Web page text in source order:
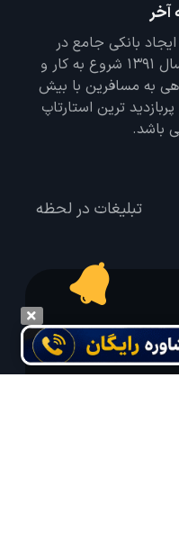
آخر
بانکی جامع در
تمامی زمینه های گردشگری در سال 1391 شروع به کار و
دهی به مسافرین با بیش
ترین استارتاپ
باشد.
تبلیغات در لحظه
بهترین آفر مربوط به تور